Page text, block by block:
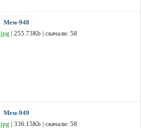
Мем-948
jpg | 255.73Kb | скачали: 58
Мем-949
jpg | 336.15Kb | скачали: 58